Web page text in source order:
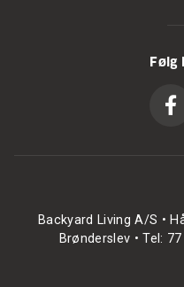
Følg
Backyard Living A/S •
Brønderslev • Tel: